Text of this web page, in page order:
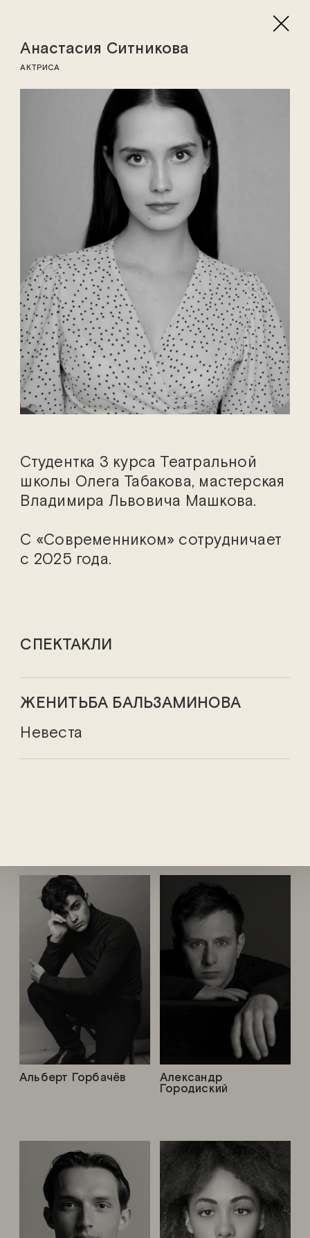
ПРИГЛАШЁННЫЕ АРТИСТЫ
Ефим Белосорочка
Альберт Горбачёв Александр
Городиский
Василий Аникеев
Марина Адамович
Анастасия Ситникова
АКТРИСА
Студентка 3 курса Театральной
школы Олега Табакова, мастерская
Владимира Львовича Машкова.
С «Современником» сотрудничает
с 2025 года.
СПЕКТАКЛИ
ЖЕНИТЬБА БАЛЬЗАМИНОВА
Невеста